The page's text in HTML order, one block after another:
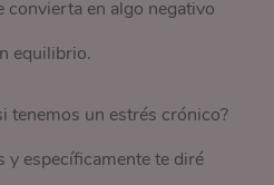
convierta en algo negativo
equilibrio.
tenemos un estrés crónico?
y específicamente te diré